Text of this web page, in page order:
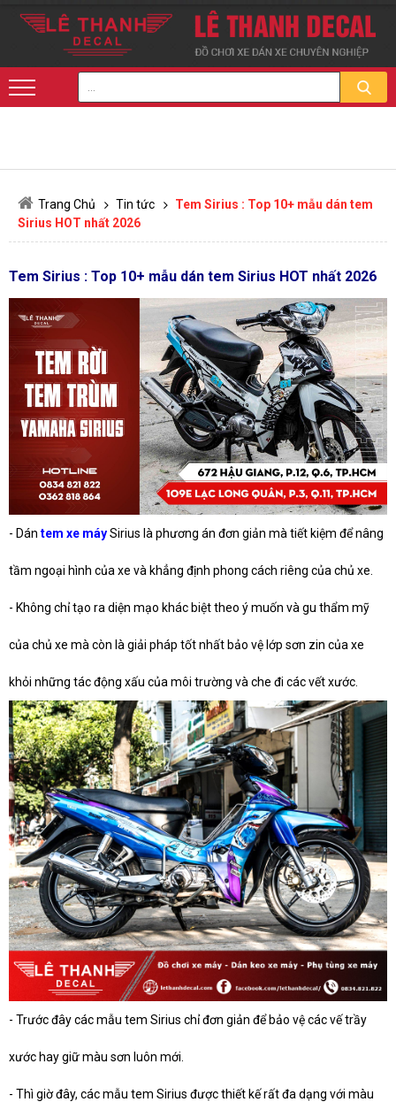
Trang Chủ Tin tức
Tem Sirius : Top 10+ mẫu dán tem
Sirius HOT nhất 2026
Tem Sirius : Top 10+ mẫu dán tem Sirius HOT nhất 2026
- Dán tem xe máySirius là phương án đơn giản mà tiết kiệm để nâng
tầm ngoại hình của xe và khẳng định phong cách riêng của chủ xe.
- Không chỉ tạo ra diện mạo khác biệt theo ý muốn và gu thẩm mỹ
của chủ xe mà còn là giải pháp tốt nhất bảo vệ lớp sơn zin của xe
khỏi những tác động xấu của môi trường và che đi các vết xước.
- Trước đây các mẫu tem Sirius chỉ đơn giản để bảo vệ các vế trầy
xước hay giữ màu sơn luôn mới.
- Thì giờ đây, các mẫu tem Sirius được thiết kế rất đa dạng với màu